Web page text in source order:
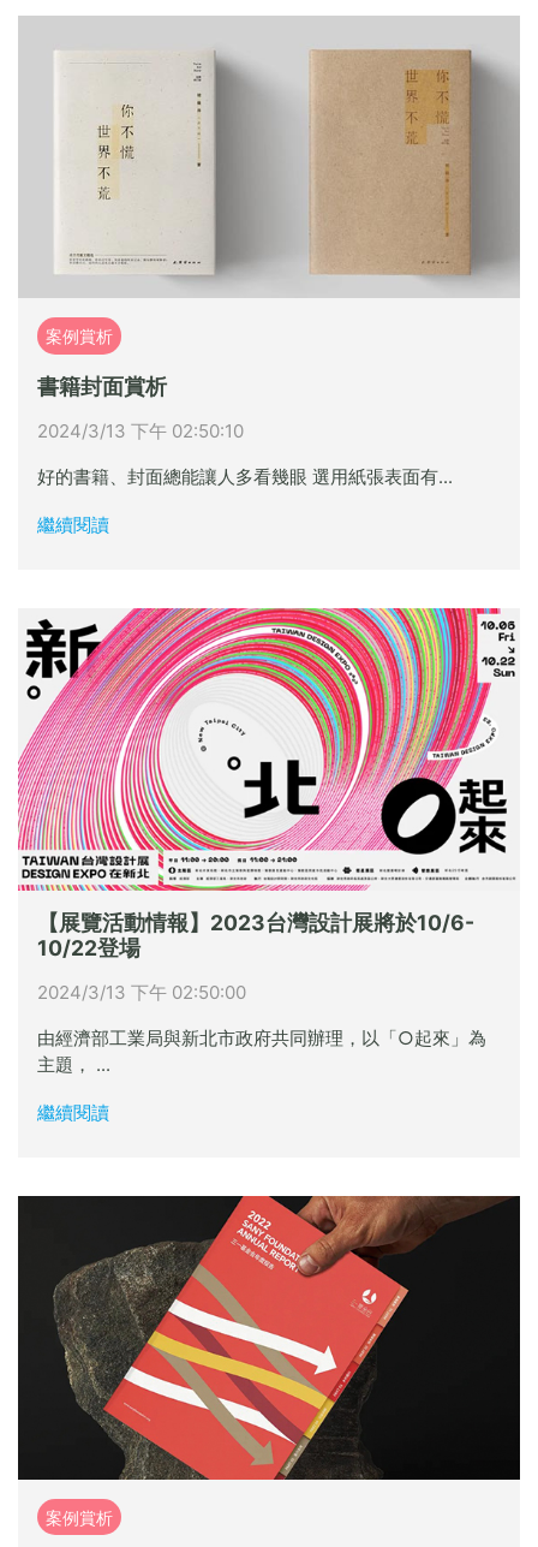
案例賞析
書籍封面賞析
2024/3/13 下午 02:50:10
好的書籍、封面總能讓人多看幾眼 選用紙張表面有...
繼續閱讀
【展覽活動情報】2023台灣設計展將於10/6-
10/22登場
2024/3/13 下午 02:50:00
由經濟部工業局與新北市政府共同辦理，以「○起來」為
主題， ...
繼續閱讀
案例賞析